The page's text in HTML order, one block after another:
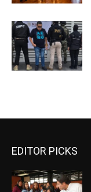
EDITOR PICKS